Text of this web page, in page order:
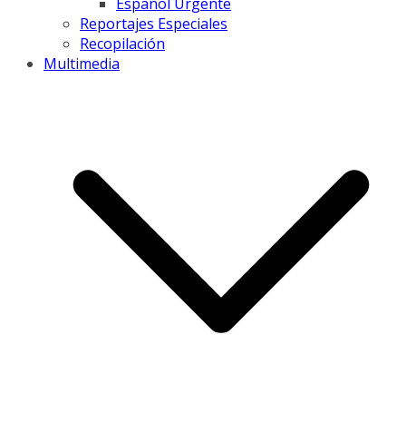
Español Urgente
Reportajes Especiales
Recopilación
Multimedia